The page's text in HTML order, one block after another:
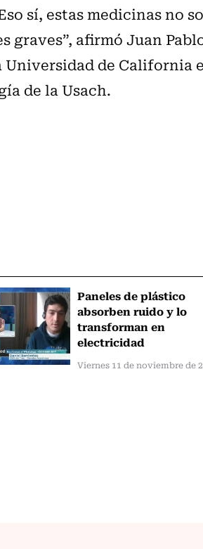
sí, estas medicinas no
graves”, afirmó Juan
de California e
de la Usach.
Paneles de plástico
absorben ruido y lo
transforman en
electricidad
Viernes 11 de noviembre de